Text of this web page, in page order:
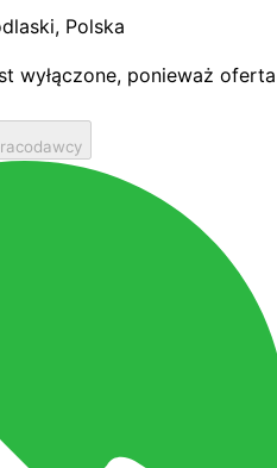
, Polska
wyłączone, ponieważ oferta